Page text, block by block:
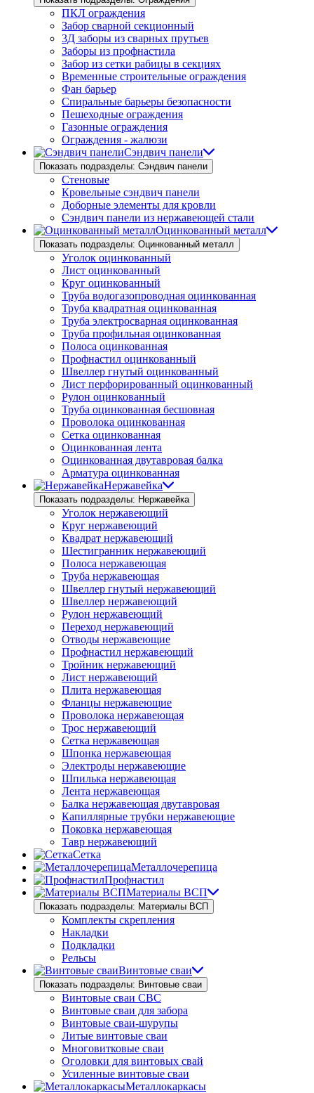
ПКЛ ограждения
Забор сварной секционный
3Д заборы из сварных прутьев
Заборы из профнастила
Забор из сетки рабицы в секциях
Временные строительные ограждения
Фан барьер
Спиральные барьеры безопасности
Пешеходные ограждения
Газонные ограждения
Ограждения - жалюзи
Сэндвич панели
Показать подразделы: Сэндвич панели
Стеновые
Кровельные сэндвич панели
Доборные элементы для кровли
Сэндвич панели из нержавеющей стали
Оцинкованный металл
Показать подразделы: Оцинкованный металл
Уголок оцинкованный
Лист оцинкованный
Круг оцинкованный
Труба водогазопроводная оцинкованная
Труба квадратная оцинкованная
Труба электросварная оцинкованная
Труба профильная оцинкованная
Полоса оцинкованная
Профнастил оцинкованный
Швеллер гнутый оцинкованный
Лист перфорированный оцинкованный
Рулон оцинкованный
Труба оцинкованная бесшовная
Проволока оцинкованная
Сетка оцинкованная
Оцинкованная лента
Оцинкованная двутавровая балка
Арматура оцинкованная
Нержавейка
Показать подразделы: Нержавейка
Уголок нержавеющий
Круг нержавеющий
Квадрат нержавеющий
Шестигранник нержавеющий
Полоса нержавеющая
Труба нержавеющая
Швеллер гнутый нержавеющий
Швеллер нержавеющий
Рулон нержавеющий
Переход нержавеющий
Отводы нержавеющие
Профнастил нержавеющий
Тройник нержавеющий
Лист нержавеющий
Плита нержавеющая
Фланцы нержавеющие
Проволока нержавеющая
Трос нержавеющий
Сетка нержавеющая
Шпонка нержавеющая
Электроды нержавеющие
Шпилька нержавеющая
Лента нержавеющая
Балка нержавеющая двутавровая
Капиллярные трубки нержавеющие
Поковка нержавеющая
Тавр нержавеющий
Сетка
Металлочерепица
Профнастил
Материалы ВСП
Показать подразделы: Материалы ВСП
Комплекты скрепления
Накладки
Подкладки
Рельсы
Винтовые сваи
Показать подразделы: Винтовые сваи
Винтовые сваи СВС
Винтовые сваи для забора
Винтовые сваи-шурупы
Литые винтовые сваи
Многовитковые сваи
Оголовки для винтовых свай
Усиленные винтовые сваи
Металлокаркасы